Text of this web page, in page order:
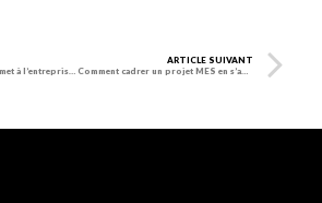
ARTICLE SUIVANT
Comment cadrer un projet MES en s’appuyant sur la norme ISA 95 ?